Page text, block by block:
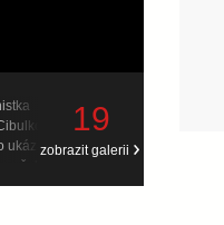
19
zobrazit galerii